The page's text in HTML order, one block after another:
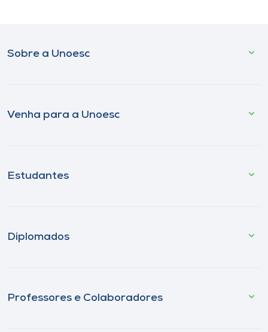
Sobre a Unoesc
Venha para a Unoesc
Estudantes
Diplomados
Professores e Colaboradores